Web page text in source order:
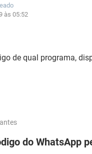
às 05:52
de qual programa,
do WhatsApp